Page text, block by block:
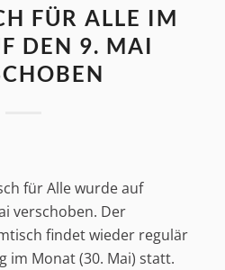
FÜR ALLE IM
DEN 9. MAI
für Alle wurde auf
verschoben. Der
findet wieder regulär
im Monat (30. Mai) statt.